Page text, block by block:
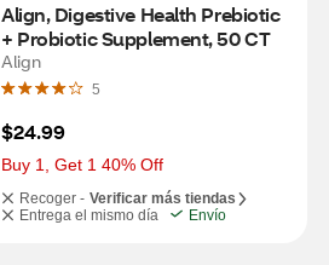
Align, Digestive Health Prebiotic
+ Probiotic Supplement, 50 CT
Align
5
$24.99
Buy 1, Get 1 40% Off
Recoger - Verificar más tiendas
Entrega el mismo día
Envío